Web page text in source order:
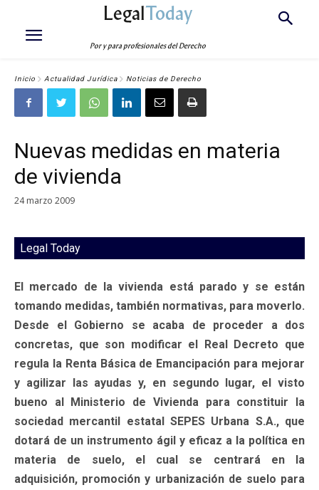
LegalToday
Por y para profesionales del Derecho
Inicio Actualidad Jurídica Noticias de Derecho
Nuevas medidas en materia
de vivienda
24 marzo 2009
Legal Today
El mercado de la vivienda está parado y se están
tomando medidas, también normativas, para moverlo.
Desde el Gobierno se acaba de proceder a dos
concretas, que son modificar el Real Decreto que
regula la Renta Básica de Emancipación para mejorar
y agilizar las ayudas y, en segundo lugar, el visto
bueno al Ministerio de Vivienda para constituir la
sociedad mercantil estatal SEPES Urbana S.A., que
dotará de un instrumento ágil y eficaz a la política en
materia de suelo, el cual se centrará en la
adquisición, promoción y urbanización de suelo para